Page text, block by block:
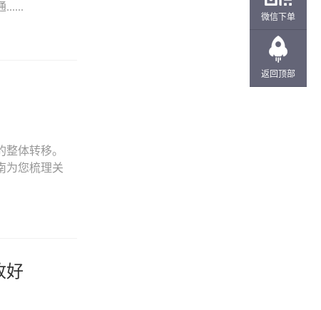
......
体转移。
为您梳理关
好
微信下单
返回顶部